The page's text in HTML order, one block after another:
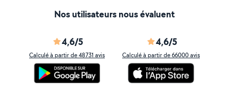
Nos utilisateurs nous évaluent
4,6/5
Calculé à partir de 48731 avis
4,6/5
Calculé à partir de 66000 avis